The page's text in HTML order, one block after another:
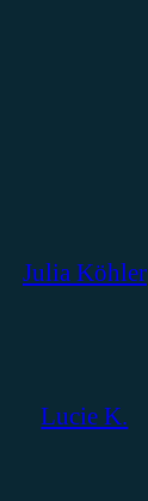
Julia Köhler
Lucie K.